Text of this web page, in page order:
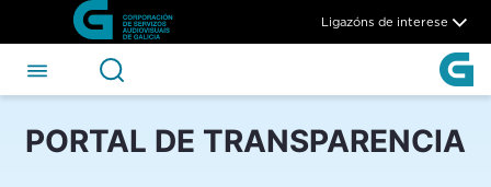
Skip to Main Content
MEGAN LEAVEY - CSAG
Ligazóns de interese
PORTAL DE TRANSPARENCIA